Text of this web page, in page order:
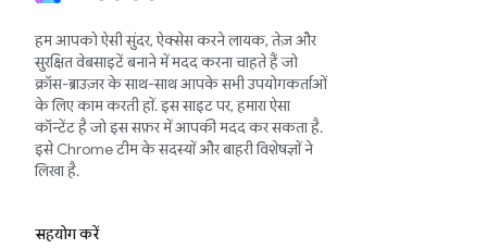
हम आपको ऐसी सुंदर, ऐक्सेस करने लायक, तेज़ और
सुरक्षित वेबसाइटें बनाने में मदद करना चाहते हैं जो
क्रॉस-ब्राउज़र के साथ-साथ आपके सभी उपयोगकर्ताओं
के लिए काम करती हों. इस साइट पर, हमारा ऐसा
कॉन्टेंट है जो इस सफ़र में आपकी मदद कर सकता है.
इसे Chrome टीम के सदस्यों और बाहरी विशेषज्ञों ने
लिखा है.
सहयोग करें